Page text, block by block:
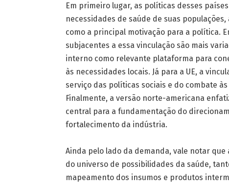
Em primeiro lugar, as políticas desses
necessidades de saúde de suas
como a principal motivação para a política.
subjacentes a essa vinculação são mais
interno como relevante plataforma para
às necessidades locais. Já para a UE, a
serviço das políticas sociais e do combate
Finalmente, a versão norte-americana
central para a fundamentação do
fortalecimento da indústria.
Ainda pelo lado da demanda, vale notar
do universo de possibilidades da saúde,
mapeamento dos insumos e produtos